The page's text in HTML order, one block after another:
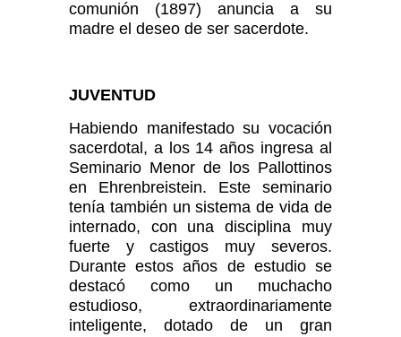
comunión (1897) anuncia a su
madre el deseo de ser sacerdote.
JUVENTUD
Habiendo manifestado su vocación
sacerdotal, a los 14 años ingresa al
Seminario Menor de los Pallottinos
en Ehrenbreistein. Este seminario
tenía también un sistema de vida de
internado, con una disciplina muy
fuerte y castigos muy severos.
Durante estos años de estudio se
destacó como un muchacho
estudioso, extraordinariamente
inteligente, dotado de un gran